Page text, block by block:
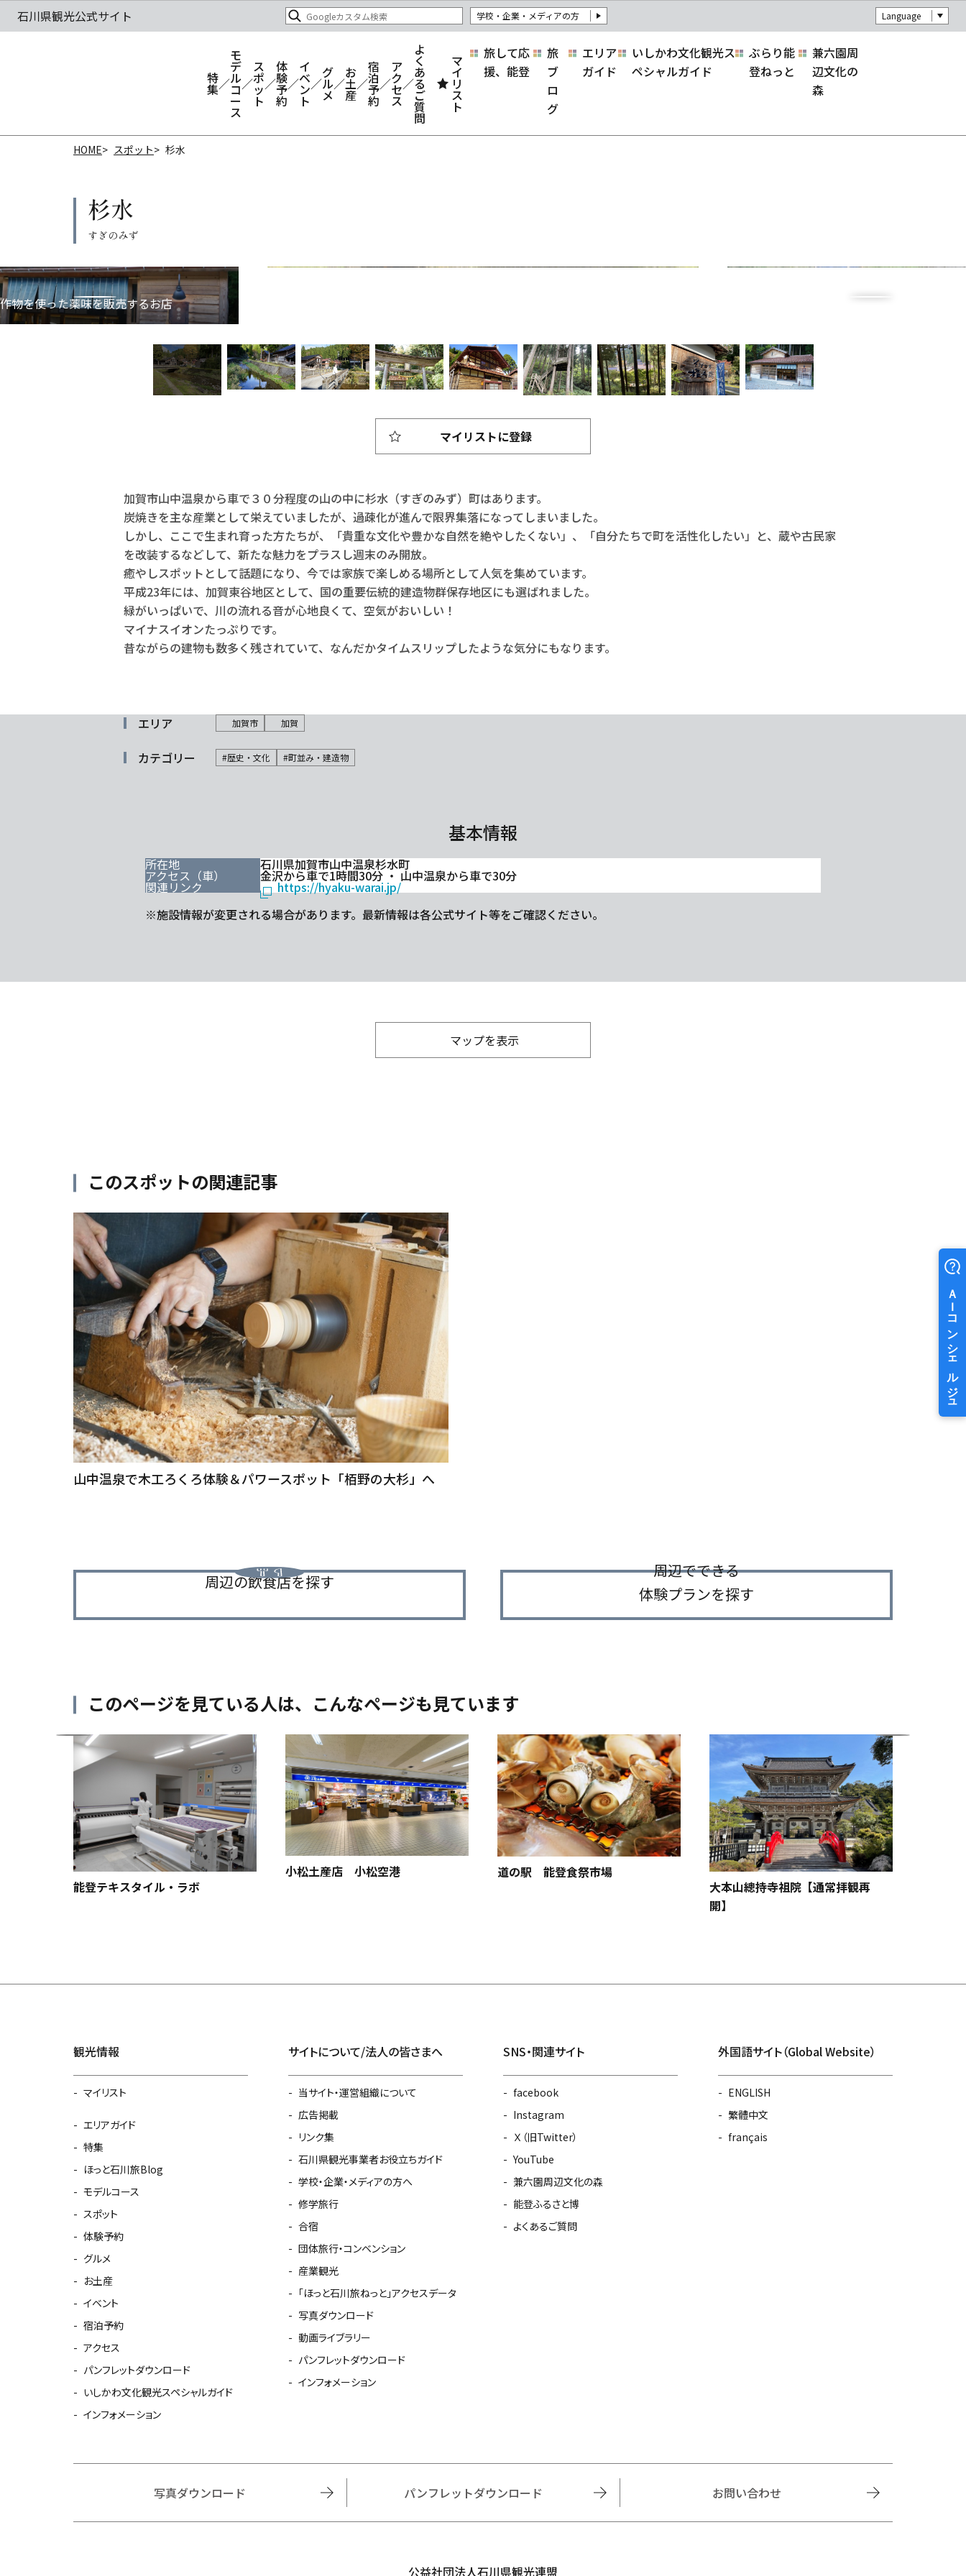
学校・企業・メディアの方 Language
特
集
モ
デ
ル
コ
ー
ス
ス
ポ
ッ
ト
体
験
予
約
イ
ベ
ン
ト
グ
ル
メ
お
土
産
宿
泊
予
約
ア
ク
セ
ス
よ
く
あ
る
ご
質
問
マ
イ
リ
ス
ト
旅して応
援、能登
旅
ブ
ロ
グ
エリア
ガイド
いしかわ文化観光ス
ペシャルガイド
ぶらり能
登ねっと
兼六園周
辺文化の
森
HOME スポット 杉水
杉水
加賀市山中温泉から車で３０分程度の山の中に杉水（すぎのみず）町はあります。
炭焼きを主な産業として栄えていましたが、過疎化が進んで限界集落になってしまいました。
しかし、ここで生まれ育った方たちが、「貴重な文化や豊かな自然を絶やしたくない」、「自分たちで町を活性化したい」と、蔵や古民家
を改装するなどして、新たな魅力をプラスし週末のみ開放。
癒やしスポットとして話題になり、今では家族で楽しめる場所として人気を集めています。
平成23年には、加賀東谷地区として、国の重要伝統的建造物群保存地区にも選ばれました。
緑がいっぱいで、川の流れる音が心地良くて、空気がおいしい！
マイナスイオンたっぷりです。
昔ながらの建物も数多く残されていて、なんだかタイムスリップしたような気分にもなります。
マイリストに登録
エリア 加賀市 加賀
カテゴリー #歴史・文化 #町並み・建造物
基本情報
所在地 石川県加賀市山中温泉杉水町
アクセス（車） 金沢から車で1時間30分 ・ 山中温泉から車で30分
関連リンク
https://hyaku-warai.jp/
※施設情報が変更される場合があります。最新情報は各公式サイト等をご確認ください。
マップを表示
このスポットの関連記事
山中温泉で木工ろくろ体験＆パワースポット「栢野の大杉」へ
周辺の飲食店を探す
周辺でできる
体験プランを探す
このページを見ている人は、 こんなページも見ています
能登テキスタイル・ラボ
小松土産店 小松空港
道の駅 能登食祭市場
大本山總持寺祖院【通常拝観再
開】
観光情報
マイリスト
エリアガイド
特集
ほっと石川旅Blog
モデルコース
スポット
体験予約
グルメ
お土産
イベント
宿泊予約
アクセス
パンフレットダウンロード
いしかわ文化観光スペシャルガイド
インフォメーション
サイトについて/法人の皆さまへ
当サイト・運営組織について
広告掲載
リンク集
石川県観光事業者お役立ちガイド
学校・企業・メディアの方へ
修学旅行
合宿
団体旅行・コンベンション
産業観光
「ほっと石川旅ねっと」アクセスデータ
写真ダウンロード
動画ライブラリー
パンフレットダウンロード
インフォメーション
SNS・関連サイト
facebook
Instagram
Ｘ（旧Twitter）
YouTube
兼六園周辺文化の森
能登ふるさと博
よくあるご質問
外国語サイト（Global Website）
ENGLISH
繁體中文
français
写真ダウンロード パンフレットダウンロード お問い合わせ
公益社団法人石川県観光連盟